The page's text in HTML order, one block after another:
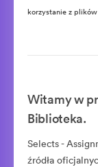
korzystanie z
Witamy w
Biblioteka.
Selects -
źródła